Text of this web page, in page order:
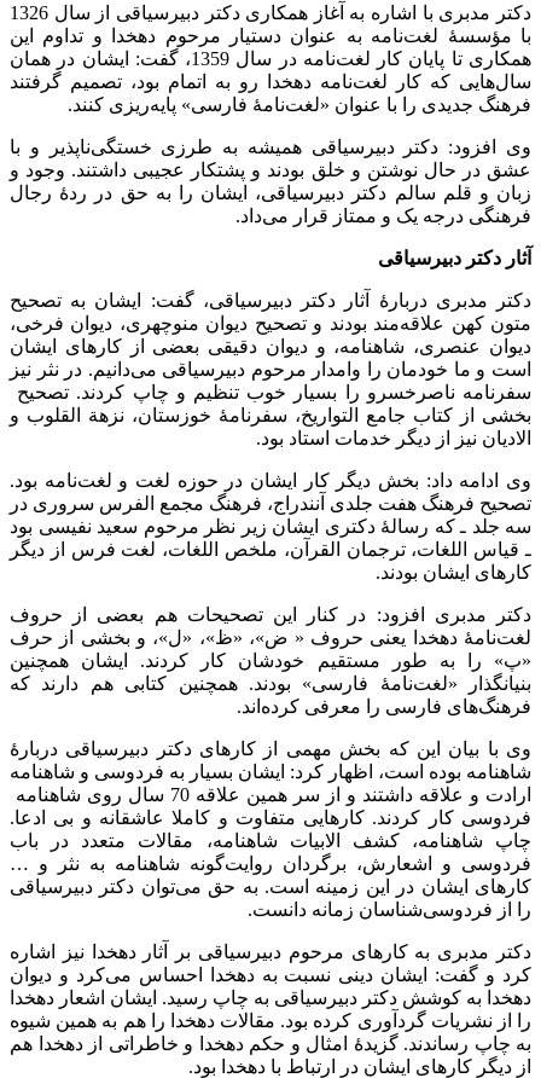
دکتر مدبری با اشاره به آغاز همکاری دکتر دبیرسیاقی از سال 1326
با مؤسسۀ لغت‌نامه به عنوان دستیار مرحوم دهخدا و تداوم این
همکاری تا پایان کار لغت‌نامه در سال 1359، گفت: ایشان در همان
سال‌هایی که کار لغت‌نامه دهخدا رو به اتمام بود، تصمیم گرفتند
فرهنگ جدیدی را با عنوان «لغت‌نامۀ فارسی» پایه‌ریزی کنند.
وی افزود: دکتر دبیرسیاقی همیشه به طرزی خستگی‌ناپذیر و با
عشق در حال نوشتن و خلق بودند و پشتکار عجیبی داشتند. وجود و
زبان و قلم سالم دکتر دبیرسیاقی، ایشان را به حق در ردۀ رجال
فرهنگی درجه یک و ممتاز قرار می‌داد.
آثار دکتر دبیرسیاقی
دکتر مدبری دربارۀ آثار دکتر دبیرسیاقی، گفت: ایشان به تصحیح
متون کهن علاقه‌مند بودند و تصحیح دیوان منوچهری، دیوان فرخی،
دیوان عنصری، شاهنامه، و دیوان دقیقی بعضی از کارهای ایشان
است و ما خودمان را وامدار مرحوم دبیرسیاقی می‌دانیم. در نثر نیز
سفرنامه ناصرخسرو را بسیار خوب تنظیم و چاپ کردند. تصحیح
بخشی از کتاب جامع التواریخ، سفرنامۀ خوزستان، نزهة القلوب و
الادیان نیز از دیگر خدمات استاد بود.
وی ادامه داد: بخش دیگر کار ایشان در حوزه لغت و لغت‌نامه بود.
تصحیح فرهنگ هفت جلدی آنندراج، فرهنگ مجمع الفرس سروری در
سه جلد ـ که رسالۀ دکتری ایشان زیر نظر مرحوم سعید نفیسی بود
ـ قیاس اللغات، ترجمان القرآن، ملخص اللغات، لغت فرس از دیگر
کارهای ایشان بودند.
دکتر مدبری افزود: در کنار این تصحیحات هم بعضی از حروف
لغت‌نامۀ دهخدا یعنی حروف « ض»، «ظ»، «ل»، و بخشی از حرف
«پ» را به طور مستقیم خودشان کار کردند. ایشان همچنین
بنیانگذار «لغت‌نامۀ فارسی» بودند. همچنین کتابی هم دارند که
فرهنگ‌های فارسی را معرفی کرده‌اند.
وی با بیان این که بخش مهمی از کارهای دکتر دبیرسیاقی دربارۀ
شاهنامه بوده است، اظهار کرد: ایشان بسیار به فردوسی و شاهنامه
ارادت و علاقه داشتند و از سر همین علاقه 70 سال روی شاهنامه
فردوسی کار کردند. کارهایی متفاوت و کاملا عاشقانه و بی ادعا.
چاپ شاهنامه، کشف الابیات شاهنامه، مقالات متعدد در باب
فردوسی و اشعارش، برگردان روایت‌گونه شاهنامه به نثر و …
کارهای ایشان در این زمینه است. به حق می‌توان دکتر دبیرسیاقی
را از فردوسی‌شناسان زمانه دانست.
دکتر مدبری به کارهای مرحوم دبیرسیاقی بر آثار دهخدا نیز اشاره
کرد و گفت: ایشان دینی نسبت به دهخدا احساس می‌کرد و دیوان
دهخدا به کوشش دکتر دبیرسیاقی به چاپ رسید. ایشان اشعار دهخدا
را از نشریات گردآوری کرده بود. مقالات دهخدا را هم به همین شیوه
به چاپ رساندند. گزیدۀ امثال و حکم دهخدا و خاطراتی از دهخدا هم
از دیگر کارهای ایشان در ارتباط با دهخدا بود.